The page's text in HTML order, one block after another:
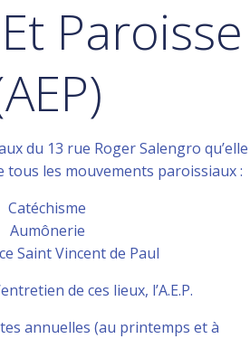
Paroisse
du 13 rue Roger Salengro qu’elle
tous les mouvements paroissiaux :
Catéchisme
Aumônerie
Saint Vincent de Paul
de ces lieux, l’A.E.P.
annuelles (au printemps et à